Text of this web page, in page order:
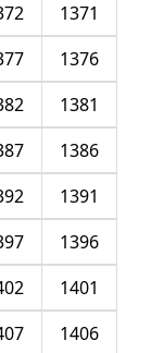
1371
1376
1381
1386
1391
1396
1401
1406